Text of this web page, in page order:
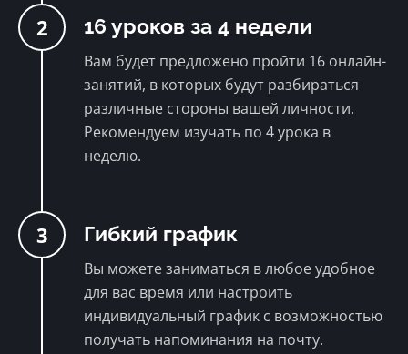
2 16 уроков за 4 недели
Вам будет предложено пройти 16 онлайн-
занятий, в которых будут разбираться
различные стороны вашей личности.
Рекомендуем изучать по 4 урока в
неделю.
3 Гибкий график
Вы можете заниматься в любое удобное
для вас время или настроить
индивидуальный график с возможностью
получать напоминания на почту.